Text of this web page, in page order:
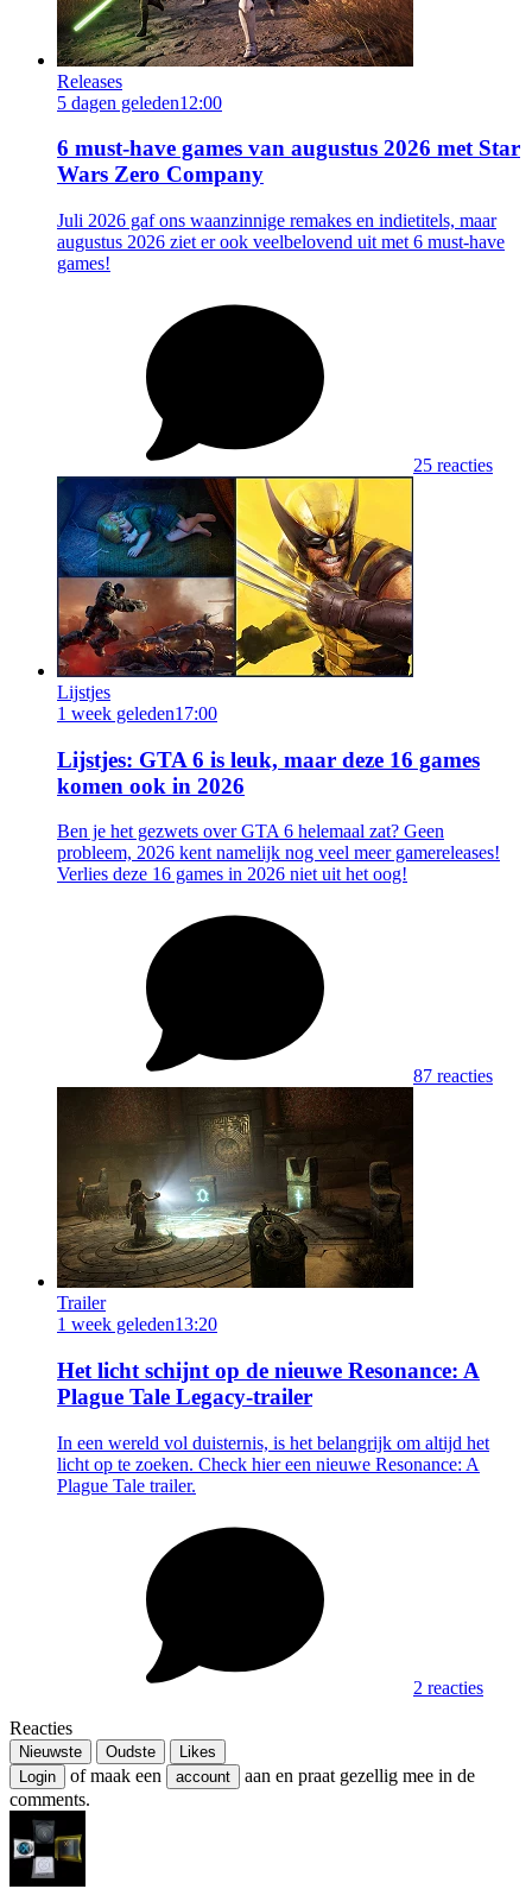
Releases
5 dagen geleden12:00
6 must-have games van augustus 2026 met Star
Wars Zero Company
Juli 2026 gaf ons waanzinnige remakes en indietitels, maar
augustus 2026 ziet er ook veelbelovend uit met 6 must-have
games!
25 reacties
Lijstjes
1 week geleden17:00
Lijstjes: GTA 6 is leuk, maar deze 16 games
komen ook in 2026
Ben je het gezwets over GTA 6 helemaal zat? Geen
probleem, 2026 kent namelijk nog veel meer gamereleases!
Verlies deze 16 games in 2026 niet uit het oog!
87 reacties
Trailer
1 week geleden13:20
Het licht schijnt op de nieuwe Resonance: A
Plague Tale Legacy-trailer
In een wereld vol duisternis, is het belangrijk om altijd het
licht op te zoeken. Check hier een nieuwe Resonance: A
Plague Tale trailer.
2 reacties
Reacties
Nieuwste Oudste
Likes
Login
of maak een account
aan en praat gezellig mee in de
comments.